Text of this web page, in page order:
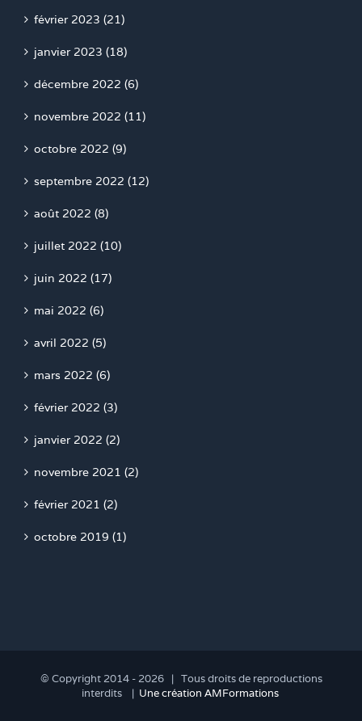
février 2023 (21)
janvier 2023 (18)
décembre 2022 (6)
novembre 2022 (11)
octobre 2022 (9)
septembre 2022 (12)
août 2022 (8)
juillet 2022 (10)
juin 2022 (17)
mai 2022 (6)
avril 2022 (5)
mars 2022 (6)
février 2022 (3)
janvier 2022 (2)
novembre 2021 (2)
février 2021 (2)
octobre 2019 (1)
© Copyright 2014 -2026 | Tous droits de reproductions
interdits | Une création AMFormations